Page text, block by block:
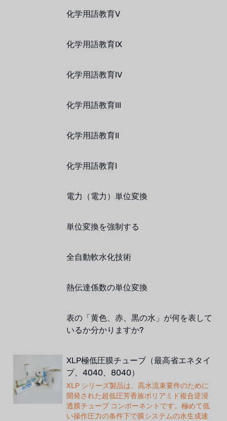
化学用語教育V
化学用語教育IX
化学用語教育IV
化学用語教育III
化学用語教育II
化学用語教育I
電力（電力）単位変換
単位変換を強制する
全自動軟水化技術
熱伝達係数の単位変換
表の「黄色、赤、黒の水」が何を表して
いるか分かりますか?
XLP極低圧膜チューブ（最高省エネタイ
プ、4040、8040）
XLP シリーズ製品は、高水流束要件のために
開発された超低圧芳香族ポリアミド複合逆浸
透膜チューブ コンポーネントです。極めて低
い操作圧力の条件下で膜システムの水生成速